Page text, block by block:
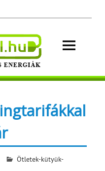
energiák.
Ötletek-kütyük-